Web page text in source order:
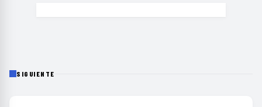
SIGUIENTE